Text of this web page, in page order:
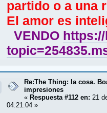
partido o a una
El amor es
VENDO
Re:The Thing: la cosa.
impresiones
« Respuesta #112 en: 21
04:21:04 »